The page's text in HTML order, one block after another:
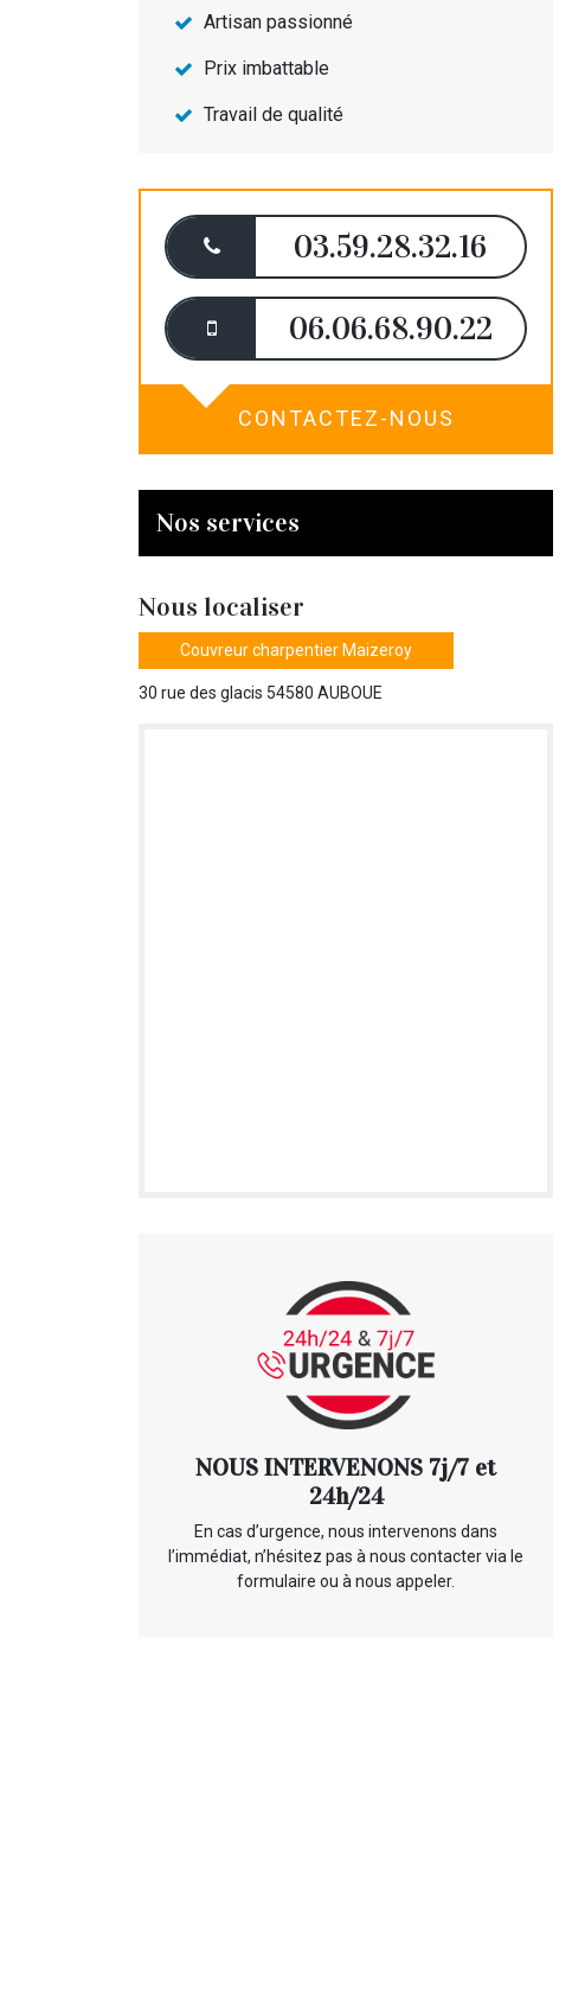
Artisan passionné
Prix imbattable
Travail de qualité
03.59.28.32.16
06.06.68.90.22
CONTACTEZ-NOUS
Nos services
Nous localiser
Couvreur charpentier Maizeroy
30 rue des glacis 54580 AUBOUE
NOUS INTERVENONS 7j/7 et
24h/24
En cas d’urgence, nous intervenons dans
l’immédiat, n’hésitez pas à nous contacter via le
formulaire ou à nous appeler.